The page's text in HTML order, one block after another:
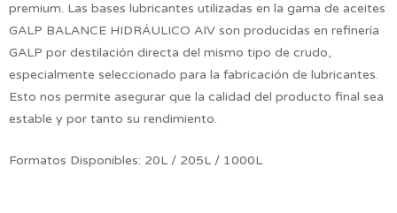
premium. Las bases lubricantes utilizadas en la gama de aceites
GALP BALANCE HIDRÁULICO AIV son producidas en refinería
GALP por destilación directa del mismo tipo de crudo,
especialmente seleccionado para la fabricación de lubricantes.
Esto nos permite asegurar que la calidad del producto final sea
estable y por tanto su rendimiento.
Formatos Disponibles: 20L / 205L / 1000L